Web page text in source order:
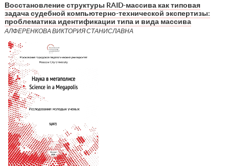
Восстановление структуры RAID-массива как типовая
задача судебной компьютерно-технической экспертизы:
проблематика идентификации типа и вида массива
АЛФЕРЕНКОВА ВИКТОРИЯ СТАНИСЛАВНА